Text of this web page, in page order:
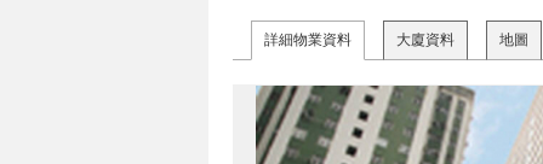
詳細物業資料 大廈資料 地圖